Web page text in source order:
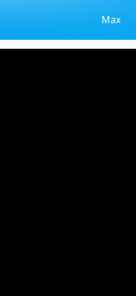
Max